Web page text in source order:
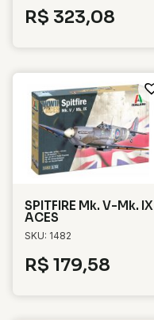
R$ 323,08
SPITFIRE Mk. V-Mk. IX
ACES
SKU: 1482
R$ 179,58